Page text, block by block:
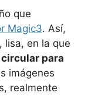
que
Magic3. Así,
lisa, en la que
para
imágenes
realmente